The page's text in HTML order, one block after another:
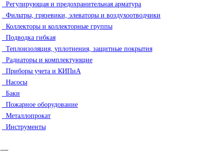
Регулирующая и предохранительная арматура
Фильтры, грязевики, элеваторы и воздухоотводчики
Коллекторы и коллекторные группы
Подводка гибкая
Теплоизоляция, уплотнения, защитные покрытия
Радиаторы и комплектующие
Приборы учета и КИПиА
Насосы
Баки
Пожарное оборудование
Металлопрокат
Инструменты